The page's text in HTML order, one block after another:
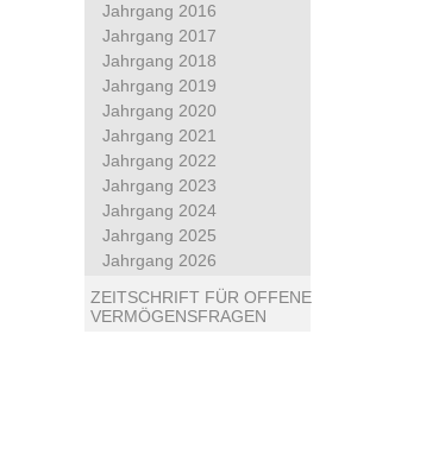
Jahrgang 2016
Jahrgang 2017
Jahrgang 2018
Jahrgang 2019
Jahrgang 2020
Jahrgang 2021
Jahrgang 2022
Jahrgang 2023
Jahrgang 2024
Jahrgang 2025
Jahrgang 2026
ZEITSCHRIFT FÜR OFFENE
VERMÖGENSFRAGEN